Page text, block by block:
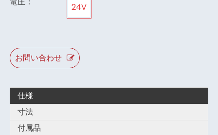
24V
お問い合わせ
仕様
寸法
付属品